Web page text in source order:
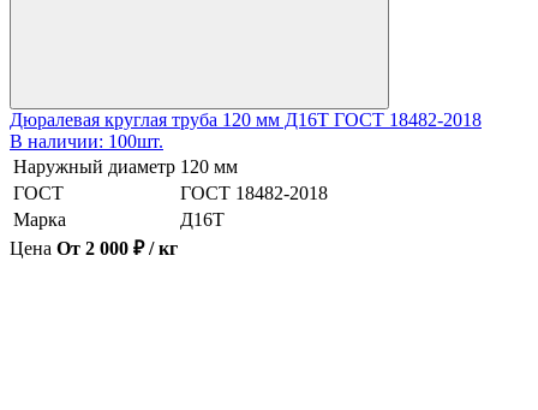
Дюралевая круглая труба 120 мм Д16Т ГОСТ 18482-2018
В наличии: 100шт.
Наружный диаметр 120 мм
ГОСТ
ГОСТ 18482-2018
Марка
Д16Т
Цена От 2 000 ₽ / кг